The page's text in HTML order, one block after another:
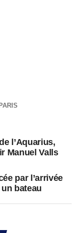
l’Aquarius,
Manuel Valls
par l’arrivée
bateau